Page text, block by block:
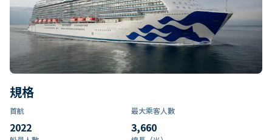
規格
首航
2022
最大乘客人數
3,660